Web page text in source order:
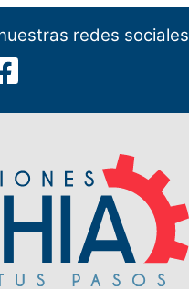
redes sociales